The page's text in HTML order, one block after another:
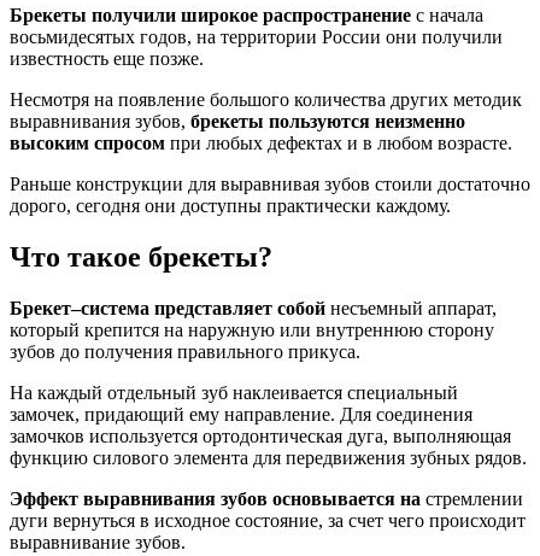
Брекеты получили широкое распространение с начала
восьмидесятых годов, на территории России они получили
известность еще позже.
Несмотря на появление большого количества других методик
выравнивания зубов, брекеты пользуются неизменно
высоким спросом при любых дефектах и в любом возрасте.
Раньше конструкции для выравнивая зубов стоили достаточно
дорого, сегодня они доступны практически каждому.
Что такое брекеты?
Брекет–система представляет собой несъемный аппарат,
который крепится на наружную или внутреннюю сторону
зубов до получения правильного прикуса.
На каждый отдельный зуб наклеивается специальный
замочек, придающий ему направление. Для соединения
замочков используется ортодонтическая дуга, выполняющая
функцию силового элемента для передвижения зубных рядов.
Эффект выравнивания зубов основывается на стремлении
дуги вернуться в исходное состояние, за счет чего происходит
выравнивание зубов.